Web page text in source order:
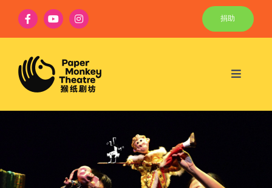
content
捐助
Toggle
教育